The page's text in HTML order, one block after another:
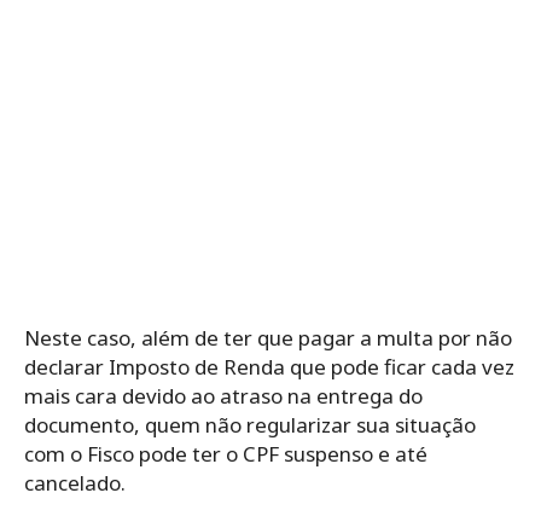
Neste caso, além de ter que pagar a multa por não
declarar Imposto de Renda que pode ficar cada vez
mais cara devido ao atraso na entrega do
documento, quem não regularizar sua situação
com o Fisco pode ter o CPF suspenso e até
cancelado.